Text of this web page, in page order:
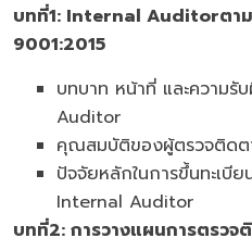
บทที่1: Internal Auditorตา
9001:2015
บทบาท หน้าที่ และความ
Auditor
คุณสมบัติของผู้ตรวจติด
ปัจจัยหลักในการขึ้นทะเบี
Internal Auditor
บทที่2: การวางแผนการตรว